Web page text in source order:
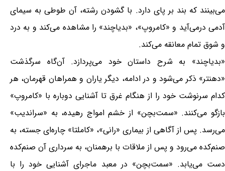
می‌بینند که بند بر پای دارد. با گشودن رشته، آن طوطی به سیمای
آدمی درمی‌آید و «کامروپ»، «بدیاچند» را مشاهده می‌کند و به درد
و شوق تمام معانقه می‌کند.
«بدیاچند» به شرح داستان خود می‌پردازد. آن‌گاه سرگذشت
«دهنتر» ذکر می‌شود و در ادامه، دیگر یاران و همراهان قهرمان، هر
کدام سرنوشت خود را از هنگام غرق تا آشنایی دوباره با «کامروپ»
بازگو می‌کنند. «سمت‌بچن» از خشم امواج رهیده، به «سراندیب»
می‌رسد. پس از آگاهی از بیماری «رانی»، «کاملتا» چاره‌ای جسته، به
صنم‌کده می‌رود و پس از ملاقات با برهمنان، به سرداری آن صنم‌کده
دست می‌یابد. «سمت‌بچن» در معبد ماجرای آشنایی خود را با